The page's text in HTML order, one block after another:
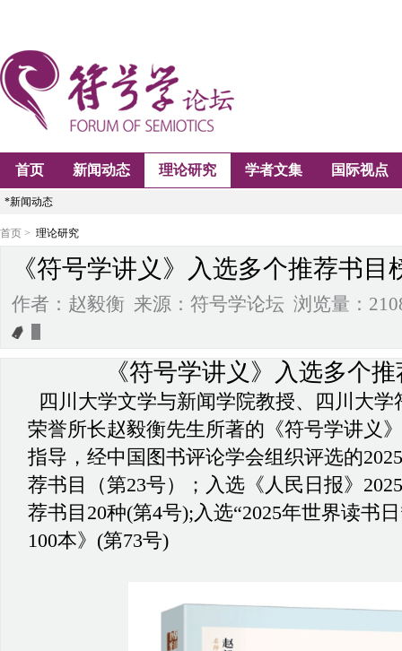
首页 新闻动态 理论研究 学者文集 国际视点
*新闻动态
首页 > 理论研究
《符号学讲义》入选多个推荐书目
作者：赵毅衡 来源：符号学论坛 浏览量：
《符号学讲义》入选多个
四川大学文学与新闻学院教授、四川大
荣誉所长赵毅衡先生所著的《符号学讲义
指导，经中国图书评论学会组织评选的
荐书目（第23号）； 入选《人民日报》
荐书目20种(第4号);入选“2025年世界读书
100本》(第73号)